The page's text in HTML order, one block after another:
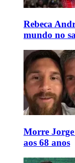
Rebeca
mundo no
Morre Jorge
aos 68 anos